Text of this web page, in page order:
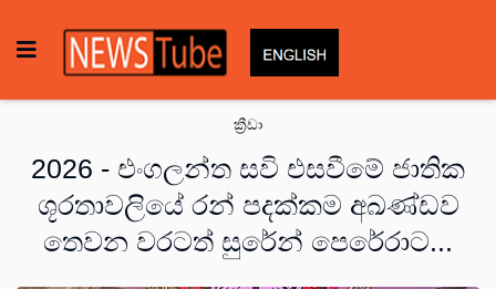
ක්‍රීඩා
2026 - එංගලන්ත සවි එසවීමේ ජාතික
ශූරතාවලියේ රන් පදක්කම අඛණ්ඩව
තෙවන වරටත් සුරේන් පෙරේරාට...